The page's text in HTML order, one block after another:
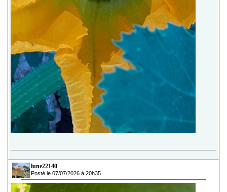
lune22140
Posté le 07/07/2026 à 20h35